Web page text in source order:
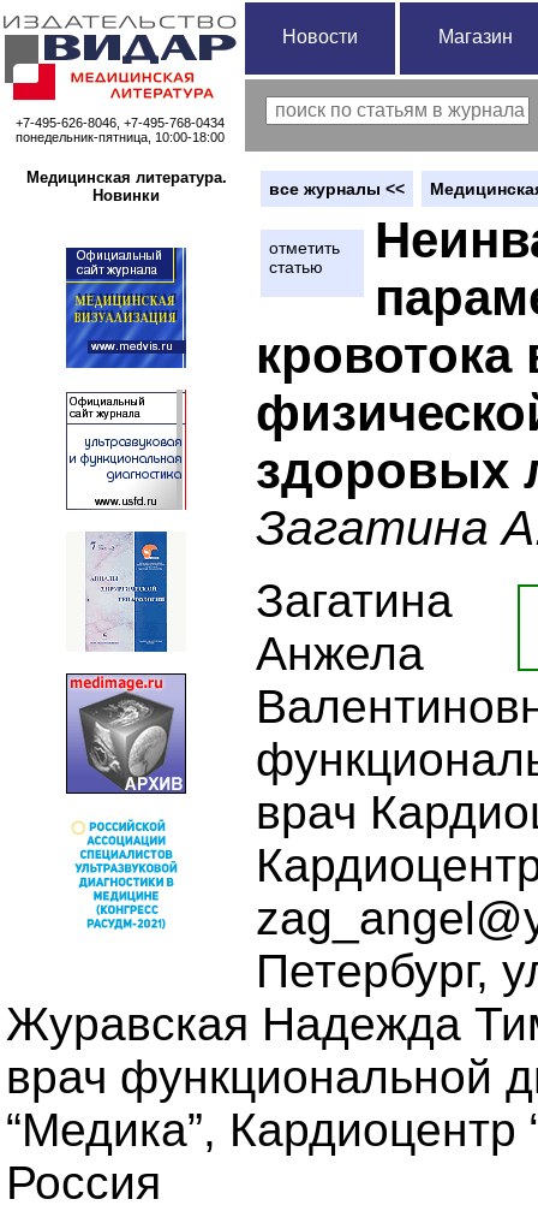
+7-495-626-8046, +7-495-768-0434
понедельник-пятница, 10:00-18:00
Новости Магазин
Медицинская литература.
Новинки
вce журналы <<
отметить
статью
кровотока
здоровых
Загатина
Загатина
Анжела
врач
Петербург,
Журавская Надежда
врач функциональной
“Медика”, Кардиоцентр
Россия